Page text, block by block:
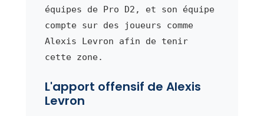
équipes de Pro D2, et son équipe
compte sur des joueurs comme
Alexis Levron afin de tenir
cette zone.
L'apport offensif de Alexis
Levron